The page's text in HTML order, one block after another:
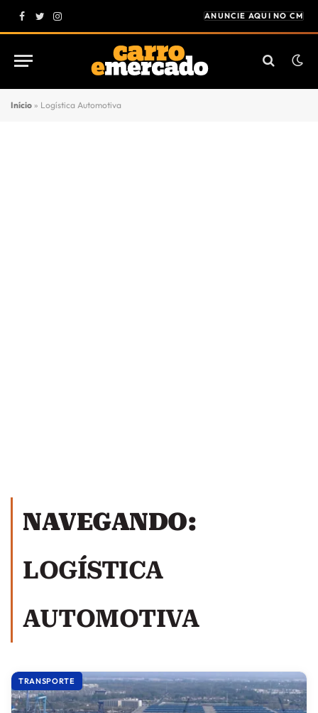
Facebook
Twitter
Instagram
ANUNCIE AQUI NO CM
Início » Logística Automotiva
NAVEGANDO:
LOGÍSTICA
AUTOMOTIVA
TRANSPORTE